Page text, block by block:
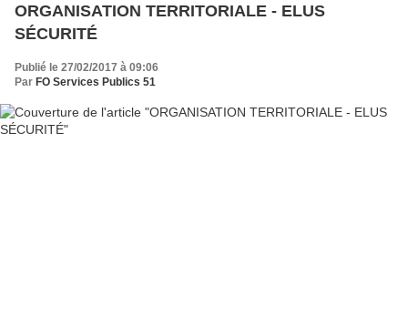
ORGANISATION TERRITORIALE - ELUS
SÉCURITÉ
Publié le 27/02/2017 à 09:06
Par FO Services Publics 51